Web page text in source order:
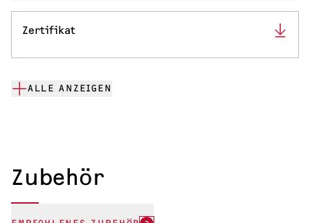
Zertifikat
ALLE ANZEIGEN
Zubehör